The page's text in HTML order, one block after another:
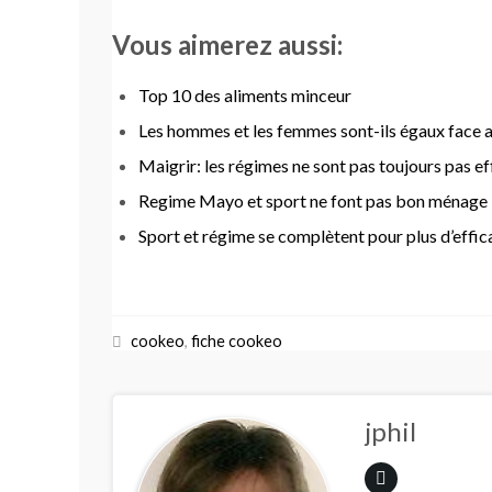
Vous aimerez aussi:
Top 10 des aliments minceur
Les hommes et les femmes sont-ils égaux face
Maigrir: les régimes ne sont pas toujours pas
Regime Mayo et sport ne font pas bon ménage
Sport et régime se complètent pour plus
cookeo, fiche cookeo
jphil